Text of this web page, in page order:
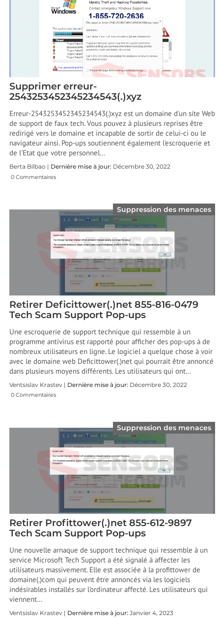
Supprimer erreur-
2543253452345234543(.)xyz
Erreur-2543253452345234543(.)xyz est un domaine d'un site Web
de support de faux tech. Vous pouvez à plusieurs reprises être
redirigé vers le domaine et incapable de sortir de celui-ci ou le
navigateur ainsi. Pop-ups soutiennent également l'escroquerie et
de l'Etat que votre personnel…
Berta Bilbao | Dernière mise à jour: Décembre 30, 2022
0 Commentaires
Suppression des menaces
Retirer Deficittower(.)net 855-816-0479
Tech Scam Support Pop-ups
Une escroquerie de support technique qui ressemble à un
programme antivirus est rapporté pour afficher des pop-ups à de
nombreux utilisateurs en ligne. Le logiciel a quelque chose à voir
avec le domaine web Deficittower(.)net qui pourrait être annoncé
dans plusieurs moyens différents. Les utilisateurs qui ont…
Ventsislav Krastev | Dernière mise à jour: Décembre 30, 2022
0 Commentaires
Suppression des menaces
Retirer Profittower(.)net 855-612-9897
Tech Scam Support Pop-ups
Une nouvelle arnaque de support technique qui ressemble à un
service Microsoft Tech Support a été signalé à affecter les
utilisateurs massivement. Elle est associée à la profittower de
domaine(.)com qui peuvent être annoncés via les logiciels
indésirables installés sur l'ordinateur affecté. Les utilisateurs qui
viennent…
Ventsislav Krastev | Dernière mise à jour: Janvier 4, 2023